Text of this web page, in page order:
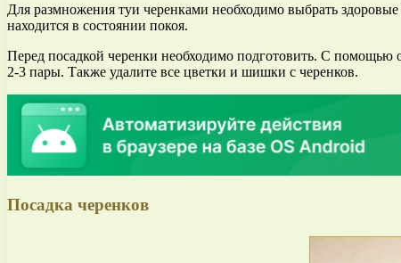
Для размножения туи черенками необходимо выбрать
находится в состоянии покоя.
Перед посадкой черенки необходимо подготовить. С помощью
2-3 пары. Также удалите все цветки и шишки с черенков.
Посадка черенков